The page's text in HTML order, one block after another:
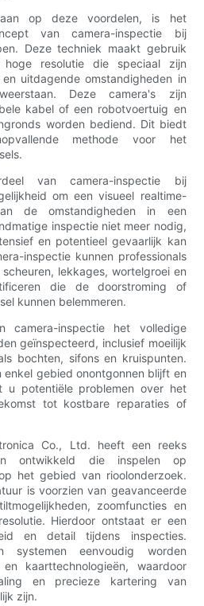
op deze voordelen, is het
van camera-inspectie bij
Deze techniek maakt gebruik
resolutie die speciaal zijn
uitdagende omstandigheden in
Deze camera's zijn
kabel of een robotvoertuig en
worden bediend. Dit biedt
methode voor het
van camera-inspectie bij
om een visueel realtime-
de omstandigheden in een
inspectie niet meer nodig,
en potentieel gevaarlijk kan
inspectie kunnen professionals
lekkages, wortelgroei en
die de doorstroming of
kunnen belemmeren.
camera-inspectie het volledige
geïnspecteerd, inclusief moeilijk
bochten, sifons en kruispunten.
gebied onontgonnen blijft en
potentiële problemen over het
tot kostbare reparaties of
Co., Ltd. heeft een reeks
ontwikkeld die inspelen op
het gebied van rioolonderzoek.
is voorzien van geavanceerde
zoomfuncties en
Hierdoor ontstaat er een
en detail tijdens inspecties.
systemen eenvoudig worden
kaarttechnologieën, waardoor
en precieze kartering van
zijn.